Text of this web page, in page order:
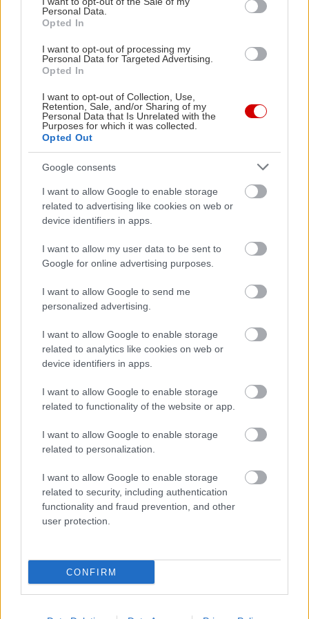
Personal Data.
Opted In
I want to opt-out of processing my
Personal Data for Targeted Advertising.
Opted In
I want to opt-out of Collection, Use,
Retention, Sale, and/or Sharing of my
Personal Data that Is Unrelated with the
Purposes for which it was collected.
Opted Out
Google consents
I want to allow Google to enable storage
related to advertising like cookies on web or
device identifiers in apps.
I want to allow my user data to be sent to
Google for online advertising purposes.
I want to allow Google to send me
personalized advertising.
I want to allow Google to enable storage
related to analytics like cookies on web or
device identifiers in apps.
I want to allow Google to enable storage
related to functionality of the website or app.
I want to allow Google to enable storage
related to personalization.
I want to allow Google to enable storage
related to security, including authentication
functionality and fraud prevention, and other
user protection.
CONFIRM
Συντελεστές
Παραγωγή: Foss Productions
Συμπαραγωγή: COSMOTE TV, Atza Productions
Σενάριο: Διονύσης Ατζαράκης, Θωμάς Ζάμπρας
Σκηνοθεσία: Διονύσης Ατζαράκης
Βοηθός Σκηνοθέτη – Production Supervisor:
Παναγιώτα Κουάκη
Πρωτότυπη Μουσική: Γιάννης Δίσκος, Στέλιος
Παπακοσμίδης
Μοντάζ: Μάνος Ατζαράκης
Διεύθυνση Φωτογραφίας: Αλέξανδρος Καπιδάκης
Coordinating Producer: Ορέστης Πλακιάς
Οργάνωση Παραγωγής: Γιώργος Μπαμπανάρας
Παραγωγός: Στέλιος Κοτιώνης, Διονύσης
Ατζαράκης
Co-Executive Producers: Δημήτρης Μιχαλάκης,
Φαίη Τσιτσιπή